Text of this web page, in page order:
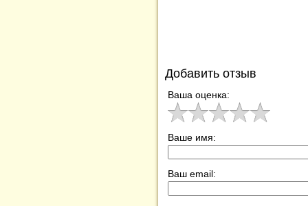
Добавить отзыв
Ваша оценка:
Ваше имя:
Ваш email: